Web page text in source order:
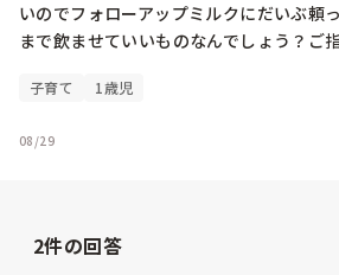
いのでフォローアップミルクにだいぶ頼
まで飲ませていいものなんでしょう？ご
子育て 1歳児
08/29
2件の回答